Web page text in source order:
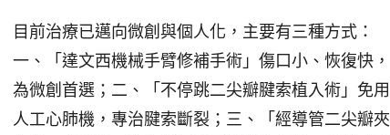
目前治療已邁向微創與個人化，主要有三種方式：
一、「達文西機械手臂修補手術」傷口小、恢復快，
為微創首選；二、「不停跳二尖瓣腱索植入術」免用
人工心肺機，專治腱索斷裂；三、「經導管二尖瓣夾